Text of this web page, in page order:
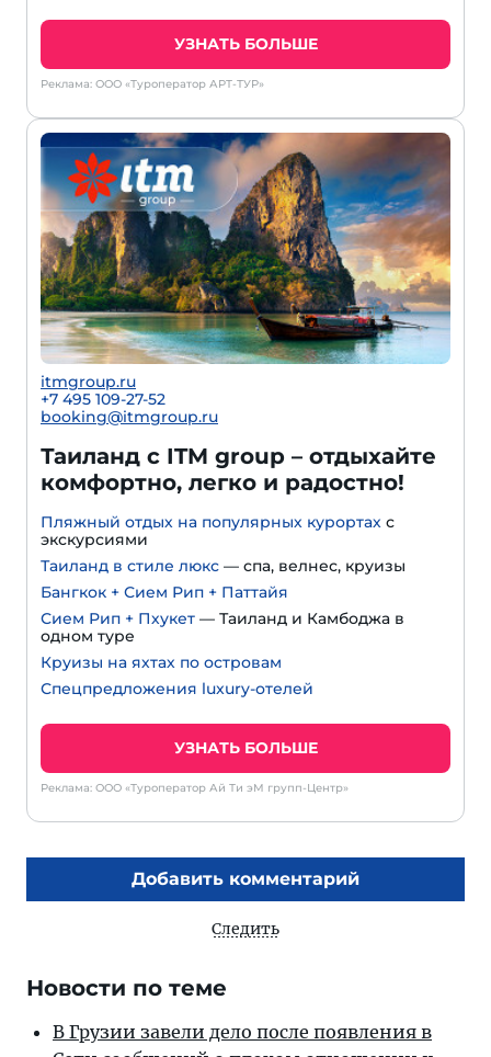
УЗНАТЬ БОЛЬШЕ
Реклама: ООО «Туроператор АРТ-ТУР»
itmgroup.ru
+7 495 109-27-52
booking@itmgroup.ru
Таиланд с ITM group – отдыхайте
комфортно, легко и радостно!
Пляжный отдых на популярных курортах с
экскурсиями
Таиланд в стиле люкс — спа, велнес, круизы
Бангкок + Сием Рип + Паттайя
Сием Рип + Пхукет — Таиланд и Камбоджа в
одном туре
Круизы на яхтах по островам
Спецпредложения luxury-отелей
УЗНАТЬ БОЛЬШЕ
Реклама: ООО «Туроператор Ай Ти эМ групп-Центр»
Добавить комментарий
Следить
Новости по теме
В Грузии завели дело после появления в